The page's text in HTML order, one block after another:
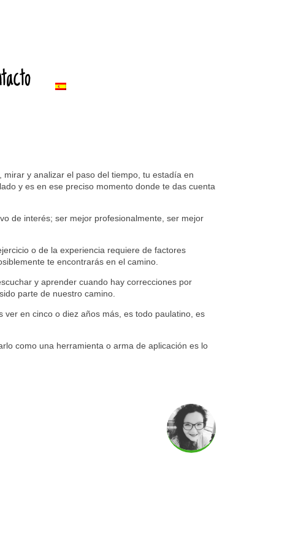
y analizar el paso del tiempo, tu estadía en
y es en ese preciso momento donde te das cuenta
de interés; ser mejor profesionalmente, ser mejor
o de la experiencia requiere de factores
te encontrarás en el camino.
y aprender cuando hay correcciones por
parte de nuestro camino.
en cinco o diez años más, es todo paulatino, es
como una herramienta o arma de aplicación es lo